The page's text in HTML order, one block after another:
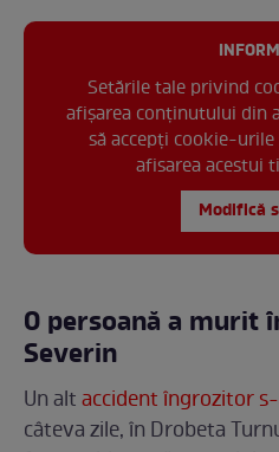
Setările tale privind
afișarea conținutului din
să accepți cookie-
afisarea acestui
Modifică
O persoană a murit
Severin
Un altaccident îngrozitor
câteva zile, în Drobeta